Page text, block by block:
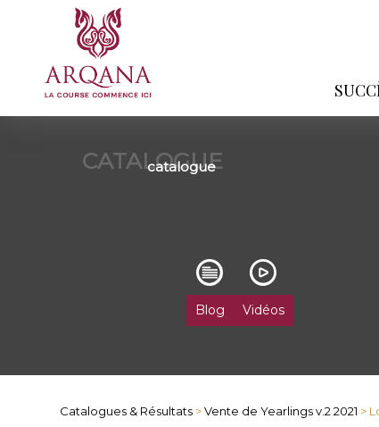
CATALOGUE
catalogue
Blog Vidéos
Catalogues & Résultats >Vente de Yearlings v.2 2021 >